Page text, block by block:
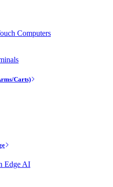
Computers
Carts)
Edge AI